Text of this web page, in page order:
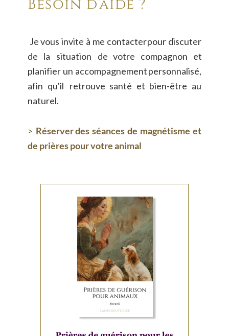
Besoin d’aide ?
Jevous invite à me contacterpour discuter
de la situation de votre compagnon et
planifier un accompagnementpersonnalisé,
afin qu'il retrouve santé et bien-être au
naturel.
> Réserverdes séances de magnétisme et
de prières pour votre animal